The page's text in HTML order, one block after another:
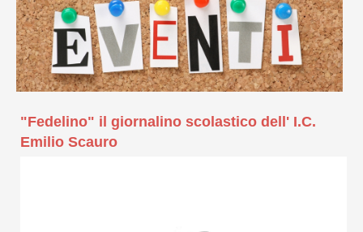
"Fedelino" il giornalino scolastico dell' I.C.
Emilio Scauro